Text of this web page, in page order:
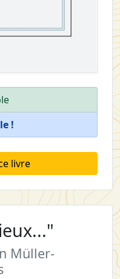
!
livre
Müller-